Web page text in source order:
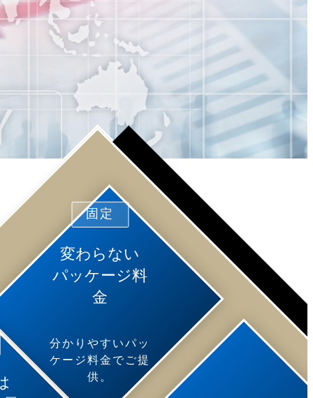
固定
変わらない
パッケージ料
金
分かりやすいパッ
ケージ料金でご提
供。